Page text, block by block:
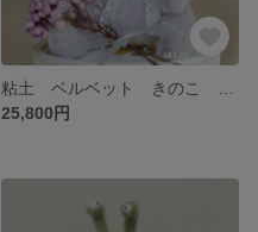
25,800円